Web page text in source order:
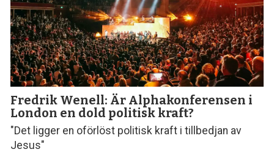
Fredrik Wenell: Är Alphakonferensen i
London en dold politisk kraft?
"Det ligger en oförlöst politisk kraft i tillbedjan av
Jesus"